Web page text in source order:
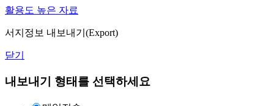
활용도 높은 자료
서지정보 내보내기(Export)
닫기
내보내기 형태를 선택하세요